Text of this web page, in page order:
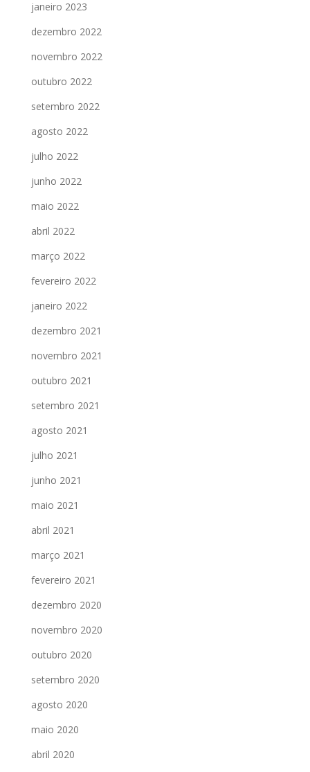
janeiro 2023
dezembro 2022
novembro 2022
outubro 2022
setembro 2022
agosto 2022
julho 2022
junho 2022
maio 2022
abril 2022
março 2022
fevereiro 2022
janeiro 2022
dezembro 2021
novembro 2021
outubro 2021
setembro 2021
agosto 2021
julho 2021
junho 2021
maio 2021
abril 2021
março 2021
fevereiro 2021
dezembro 2020
novembro 2020
outubro 2020
setembro 2020
agosto 2020
maio 2020
abril 2020